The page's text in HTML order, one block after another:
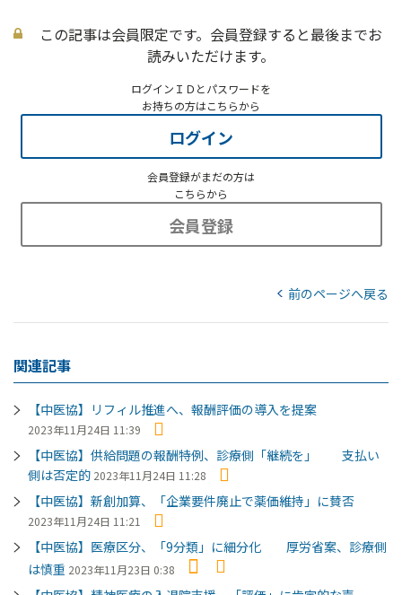
この記事は会員限定です。会員登録すると最後までお
読みいただけます。
ログインＩＤとパスワードを
お持ちの方はこちらから
ログイン
会員登録がまだの方は
こちらから
会員登録
前のページへ戻る
関連記事
【中医協】リフィル推進へ、報酬評価の導入を提案
2023年11月24日 11:39
【中医協】供給問題の報酬特例、診療側「継続を」 支払い
側は否定的 2023年11月24日 11:28
【中医協】新創加算、「企業要件廃止で薬価維持」に賛否
2023年11月24日 11:21
【中医協】医療区分、「9分類」に細分化 厚労省案、診療側
は慎重 2023年11月23日 0:38